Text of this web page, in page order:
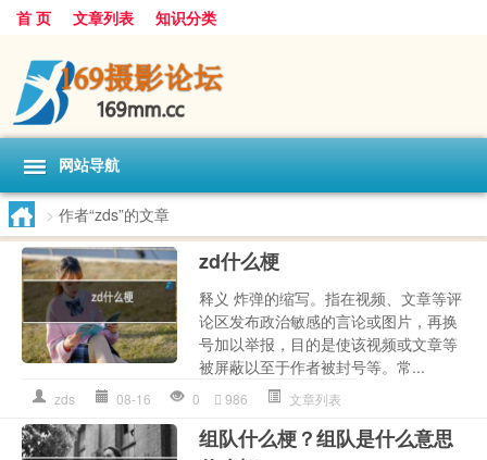
首 页 文章列表 知识分类
网站导航
> 作者“zds”的文章
zd什么梗
释义 炸弹的缩写。‌‌‌‌‌‌‌‌‌‌‌指在视频、文章等评
论区发布政治敏感的言论或图片，再换
号加以举报，目的是使该视频或文章等
被屏蔽以至于作者被封号等。常...
zds 08-16 0 986 文章列表
组队什么梗？组队是什么意思